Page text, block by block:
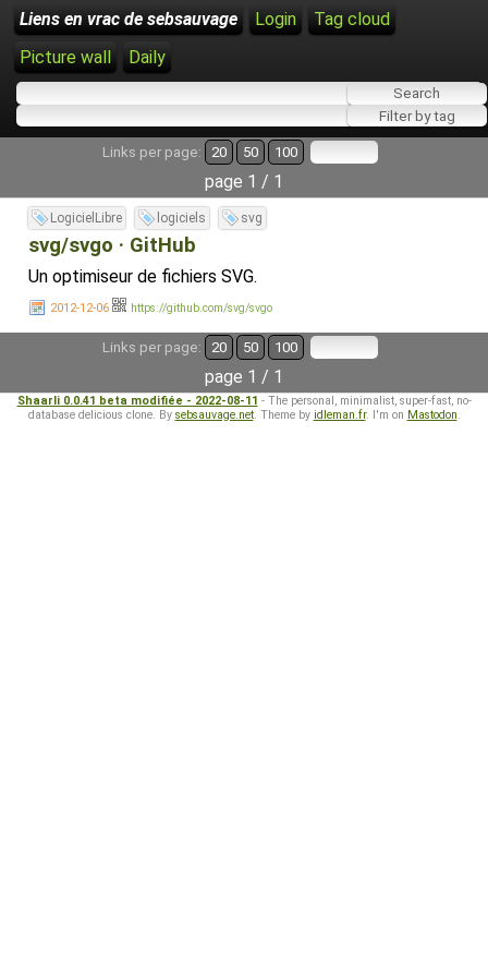
Liens en vrac de sebsauvage Login
Tag cloud
Picture wall
Daily
Links per page: 20 50 100
page 1 / 1
LogicielLibre logiciels svg
svg/svgo · GitHub
Un optimiseur de fichiers SVG.
2012-12-06 https://github.com/svg/svgo
Links per page: 20 50 100
page 1 / 1
Shaarli 0.0.41 beta modifiée - 2022-08-11 - The personal, minimalist, super-fast, no-
database delicious clone. By sebsauvage.net. Theme by idleman.fr. I'm on Mastodon.